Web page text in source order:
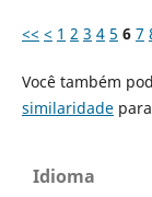
<< < 1 2 3 4 5 6 7
Você também
similaridade
Idioma